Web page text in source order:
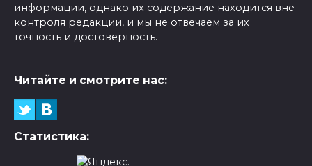
информации, однако их содержание находится вне
контроля редакции, и мы не отвечаем за их
точность и достоверность.
Читайте и смотрите нас:
Статистика: